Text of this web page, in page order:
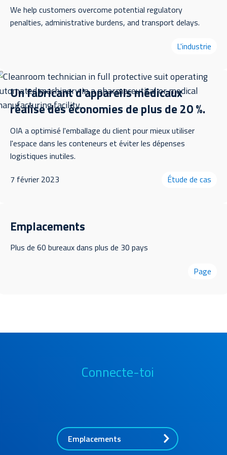
assessment
Documentation:what records to maintain during
a shortage for regulatory and audit purposes
Note:Shortage documentation protects your
organization — maintain a shortage file for each event.
We help customers overcome potential regulatory
penalties, administrative burdens, and transport delays.
L'industrie
Un fabricant d'appareils médicaux
réalise des économies de plus de 20 %.
OIA a optimisé l'emballage du client pour mieux utiliser
l'espace dans les conteneurs et éviter les dépenses
logistiques inutiles.
7 février 2023
Étude de cas
Emplacements
Plus de 60 bureaux dans plus de 30 pays
Page
Connecte-toi
Emplacements